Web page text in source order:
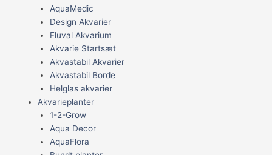
AquaMedic
Design Akvarier
Fluval Akvarium
Akvarie Startsæt
Akvastabil Akvarier
Akvastabil Borde
Helglas akvarier
Akvarieplanter
1-2-Grow
Aqua Decor
AquaFlora